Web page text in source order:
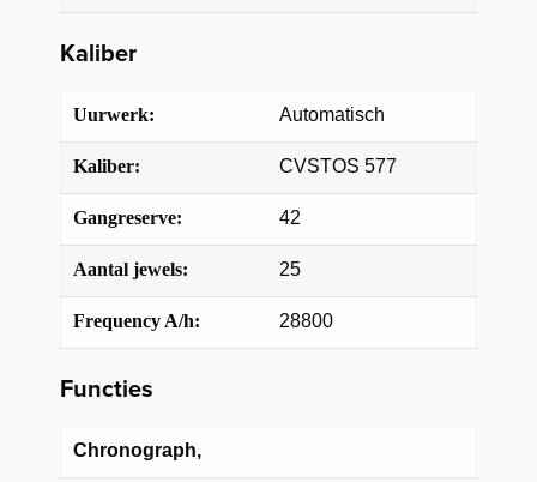
Kaliber
Uurwerk: Automatisch
Kaliber: CVSTOS 577
Gangreserve: 42
Aantal jewels: 25
Frequency A/h: 28800
Functies
Chronograph,